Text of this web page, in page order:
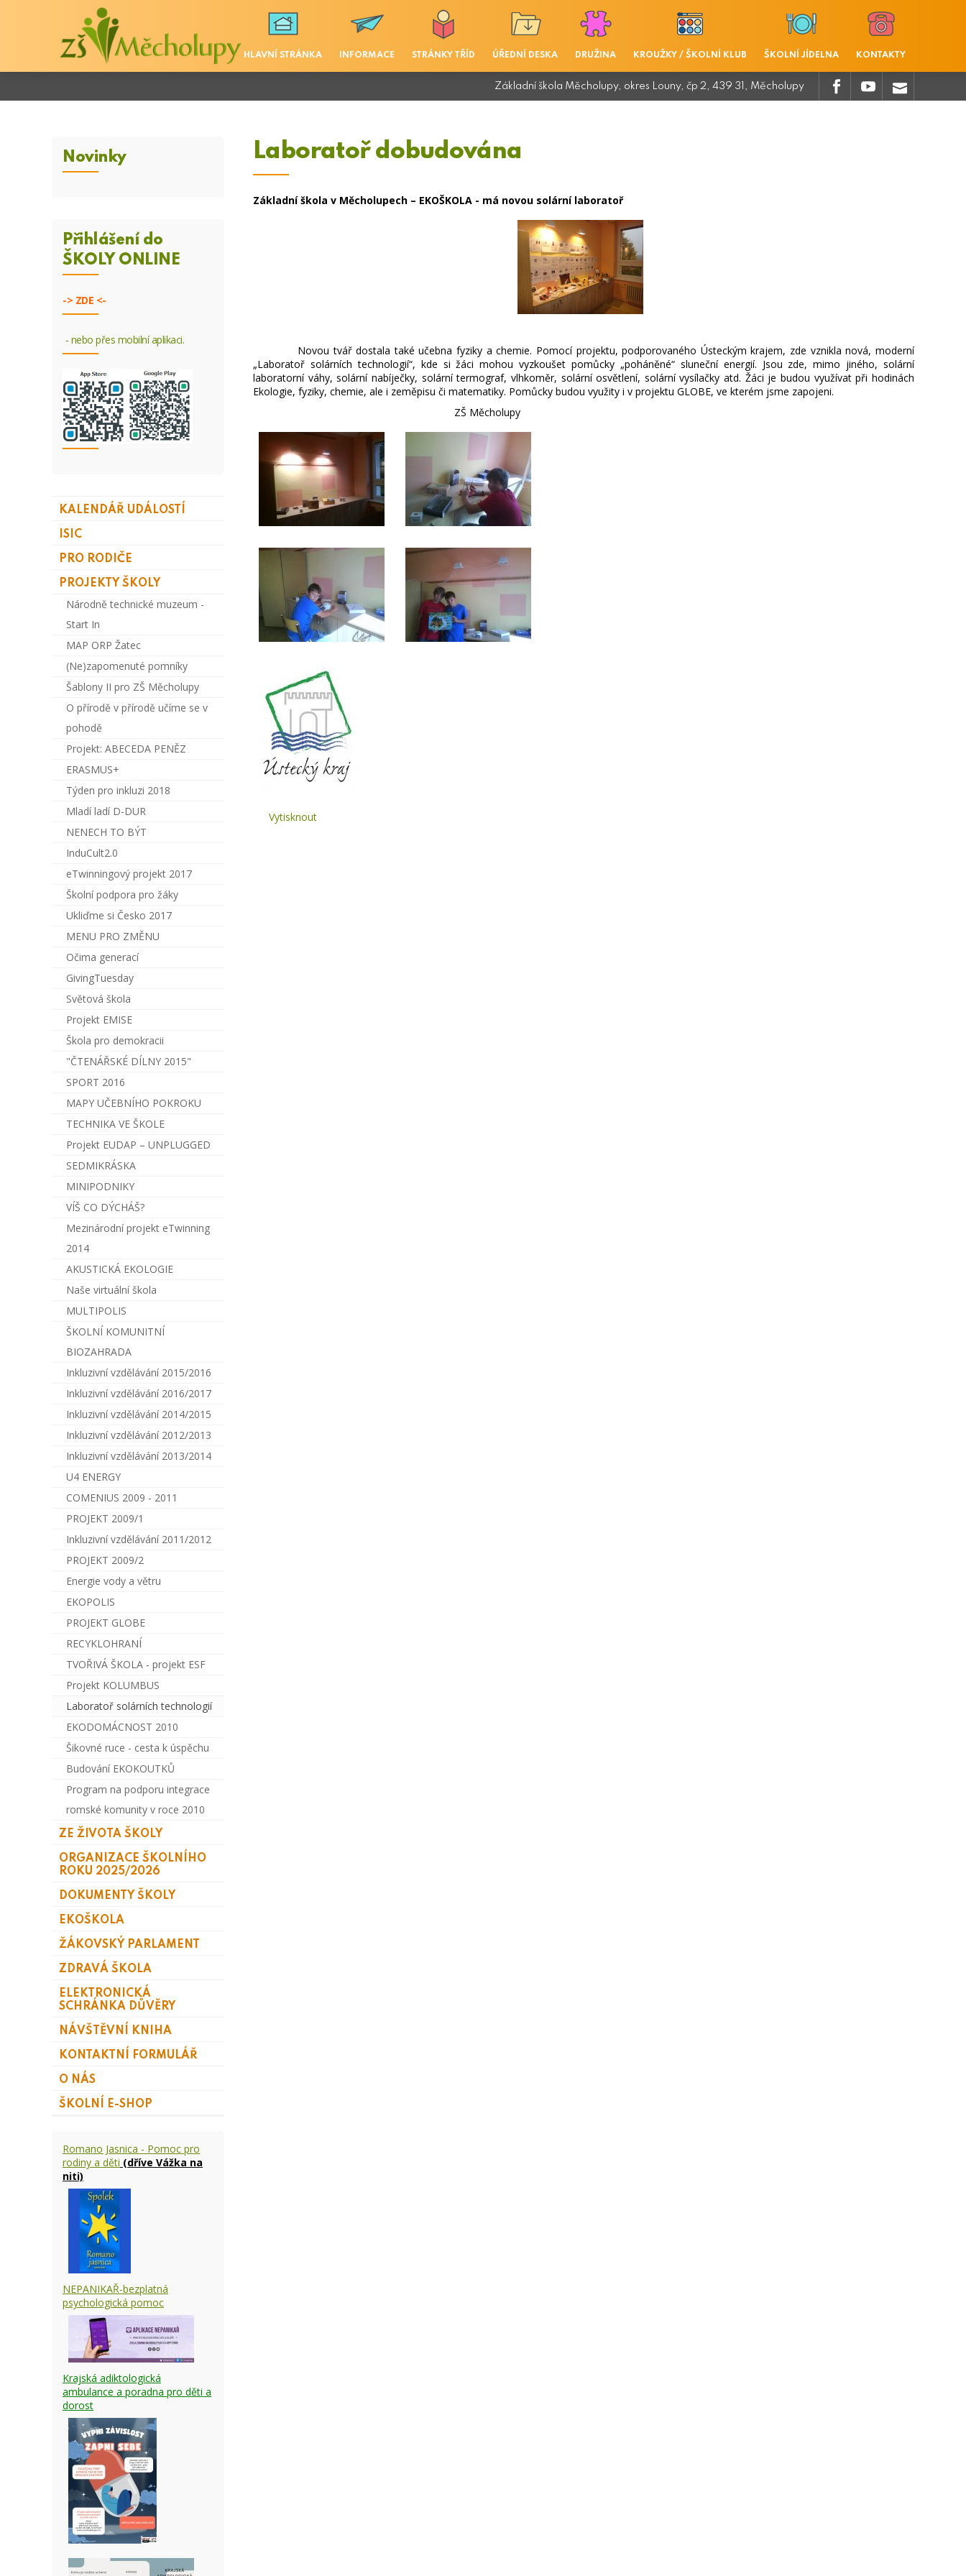
HLAVNÍ STRÁNKA INFORMACE STRÁNKY TŘÍD ÚŘEDNÍ DESKA DRUŽINA KROUŽKY / ŠKOLNÍ KLUB ŠKOLNÍ JÍDELNA KONTAKTY
Základní škola Měcholupy, okres Louny, čp 2, 439 31, Měcholupy . .
Novinky
Přihlášení do
ŠKOLY ONLINE
-> ZDE <-
- nebo přes mobilní aplikaci.
KALENDÁŘ UDÁLOSTÍ
ISIC
PRO RODIČE
PROJEKTY ŠKOLY
Národně technické muzeum -
Start In
MAP ORP Žatec
(Ne)zapomenuté pomníky
Šablony II pro ZŠ Měcholupy
O přírodě v přírodě učíme se v
pohodě
Projekt: ABECEDA PENĚZ
ERASMUS+
Týden pro inkluzi 2018
Mladí ladí D-DUR
NENECH TO BÝT
InduCult2.0
eTwinningový projekt 2017
Školní podpora pro žáky
Ukliďme si Česko 2017
MENU PRO ZMĚNU
Očima generací
GivingTuesday
Světová škola
Projekt EMISE
Škola pro demokracii
"ČTENÁŘSKÉ DÍLNY 2015"
SPORT 2016
MAPY UČEBNÍHO POKROKU
TECHNIKA VE ŠKOLE
Projekt EUDAP – UNPLUGGED
SEDMIKRÁSKA
MINIPODNIKY
VÍŠ CO DÝCHÁŠ?
Mezinárodní projekt eTwinning
2014
AKUSTICKÁ EKOLOGIE
Naše virtuální škola
MULTIPOLIS
ŠKOLNÍ KOMUNITNÍ
BIOZAHRADA
Inkluzivní vzdělávání 2015/2016
Inkluzivní vzdělávání 2016/2017
Inkluzivní vzdělávání 2014/2015
Inkluzivní vzdělávání 2012/2013
Inkluzivní vzdělávání 2013/2014
U4 ENERGY
COMENIUS 2009 - 2011
PROJEKT 2009/1
Inkluzivní vzdělávání 2011/2012
PROJEKT 2009/2
Energie vody a větru
EKOPOLIS
PROJEKT GLOBE
RECYKLOHRANÍ
TVOŘIVÁ ŠKOLA - projekt ESF
Projekt KOLUMBUS
Laboratoř solárních technologií
EKODOMÁCNOST 2010
Šikovné ruce - cesta k úspěchu
Budování EKOKOUTKŮ
Program na podporu integrace
romské komunity v roce 2010
ZE ŽIVOTA ŠKOLY
ORGANIZACE ŠKOLNÍHO
ROKU 2025/2026
DOKUMENTY ŠKOLY
EKOŠKOLA
ŽÁKOVSKÝ PARLAMENT
ZDRAVÁ ŠKOLA
ELEKTRONICKÁ
SCHRÁNKA DŮVĚRY
NÁVŠTĚVNÍ KNIHA
KONTAKTNÍ FORMULÁŘ
O NÁS
ŠKOLNÍ E-SHOP
Romano Jasnica - Pomoc pro
rodiny a děti (dříve Vážka na
niti)
NEPANIKAŘ-bezplatná
psychologická pomoc
Krajská adiktologická
ambulance a poradna pro děti a
dorost
Laboratoř dobudována
Základní škola v Měcholupech – EKOŠKOLA - má novou solární laboratoř
Novou tvář dostala také učebna fyziky a chemie. Pomocí projektu, podporovaného Ústeckým krajem, zde vznikla nová, moderní
„Laboratoř solárních technologií“, kde si žáci mohou vyzkoušet pomůcky „poháněné“ sluneční energií. Jsou zde, mimo jiného, solární
laboratorní váhy, solární nabíječky, solární termograf, vlhkoměr, solární osvětlení, solární vysílačky atd. Žáci je budou využívat při hodinách
Ekologie, fyziky, chemie, ale i zeměpisu či matematiky. Pomůcky budou využity i v projektu GLOBE, ve kterém jsme zapojeni.
ZŠ Měcholupy
Vytisknout